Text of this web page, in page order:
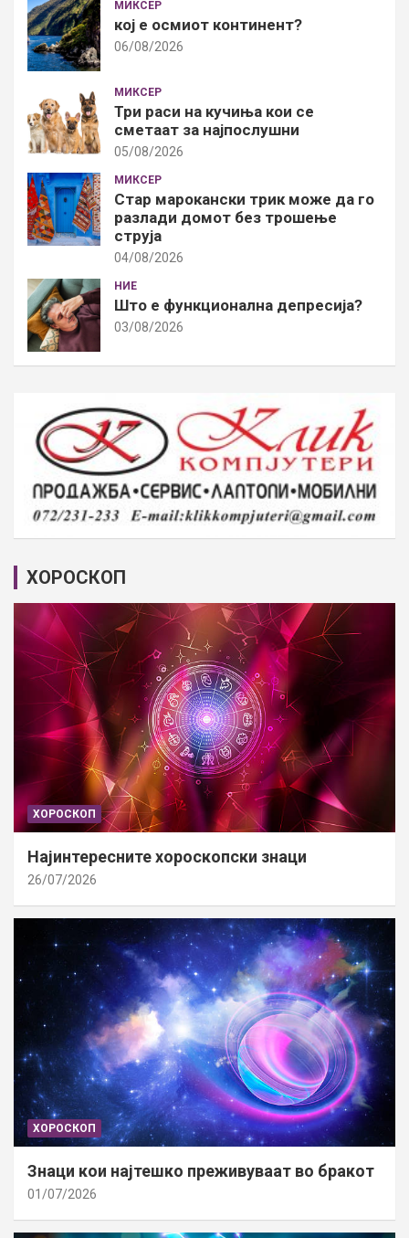
МИКСЕР
кој е осмиот континент?
06/08/2026
МИКСЕР
Три раси на кучиња кои се
сметаат за најпослушни
05/08/2026
МИКСЕР
Стар марокански трик може да го
разлади домот без трошење
струја
04/08/2026
НИЕ
Што е функционална депресија?
03/08/2026
ХОРОСКОП
ХОРОСКОП
Најинтересните хороскопски знаци
26/07/2026
ХОРОСКОП
Знаци кои најтешко преживуваат во бракот
01/07/2026